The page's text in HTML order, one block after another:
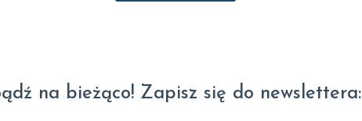
na bieżąco! Zapisz się do newslettera: